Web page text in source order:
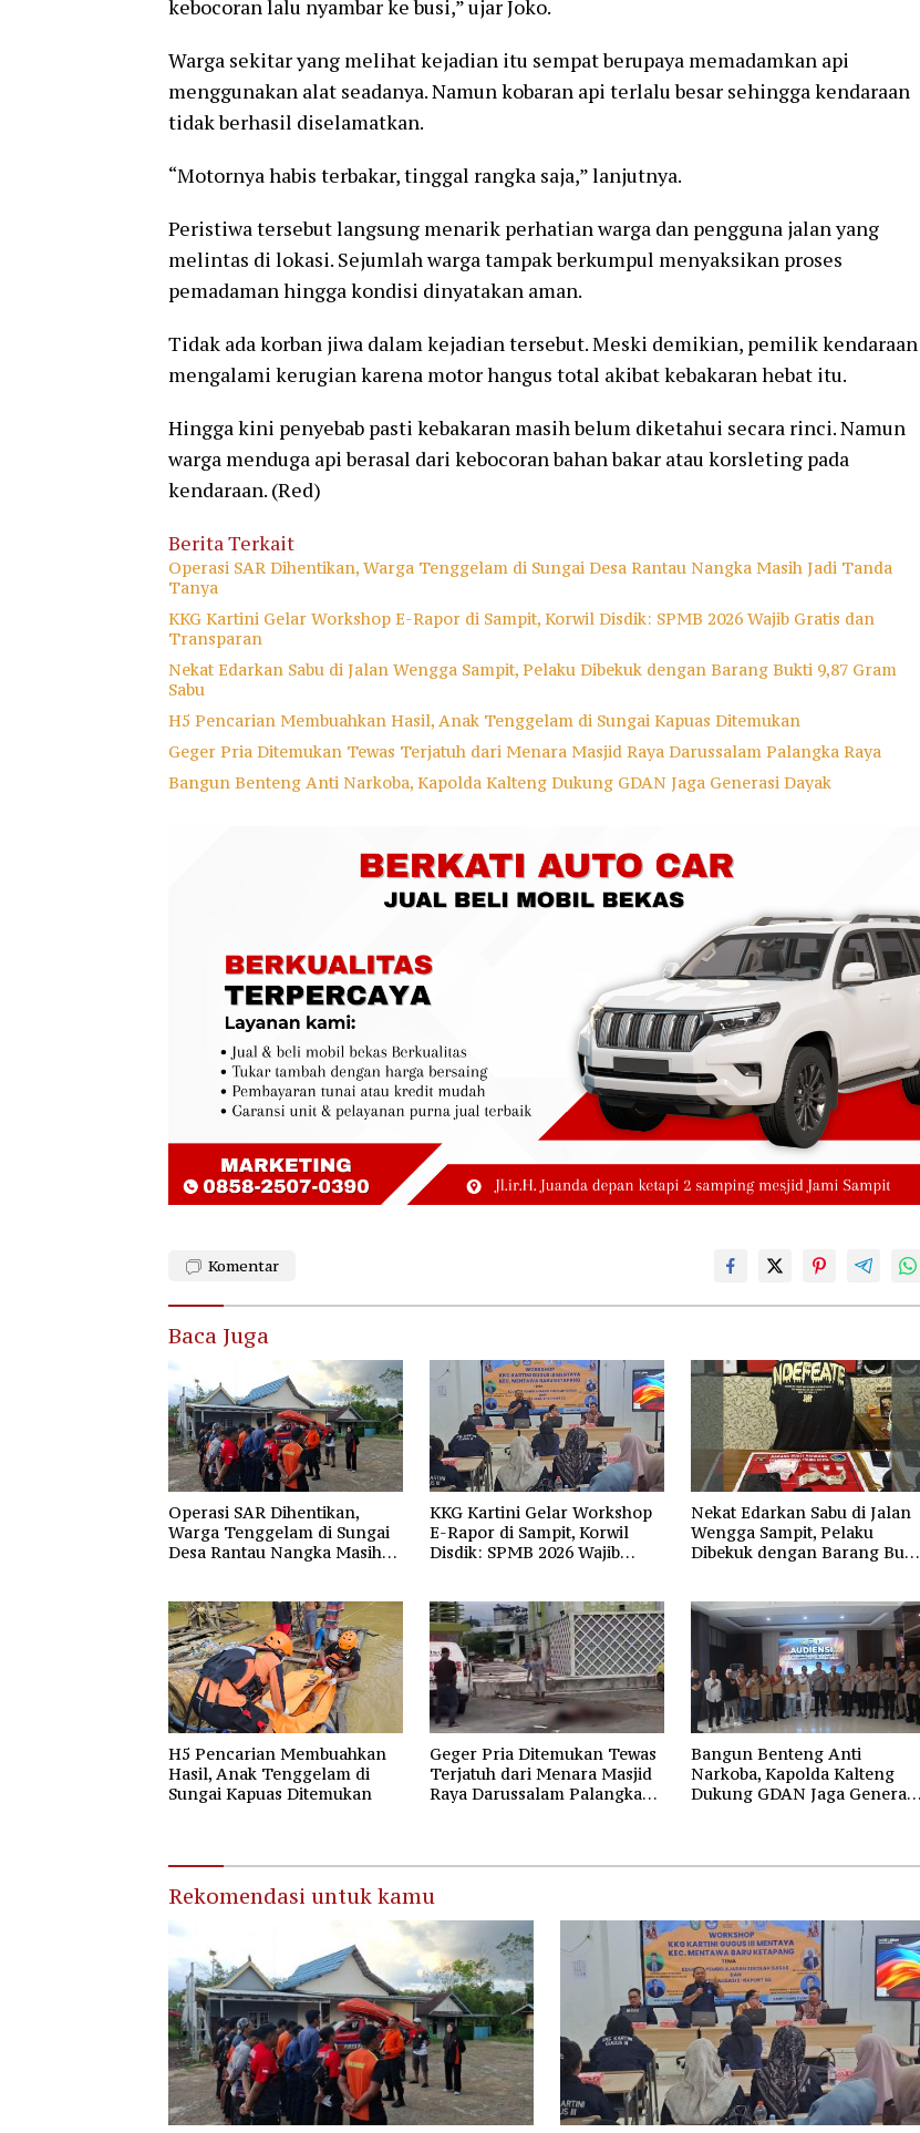
kebocoran lalu nyambar ke busi,” ujar Joko.
Warga sekitar yang melihat kejadian itu sempat berupaya memadamkan api
menggunakan alat seadanya. Namun kobaran api terlalu besar sehingga kendaraan
tidak berhasil diselamatkan.
“Motornya habis terbakar, tinggal rangka saja,” lanjutnya.
Peristiwa tersebut langsung menarik perhatian warga dan pengguna jalan yang
melintas di lokasi. Sejumlah warga tampak berkumpul menyaksikan proses
pemadaman hingga kondisi dinyatakan aman.
Tidak ada korban jiwa dalam kejadian tersebut. Meski demikian, pemilik kendaraan
mengalami kerugian karena motor hangus total akibat kebakaran hebat itu.
Hingga kini penyebab pasti kebakaran masih belum diketahui secara rinci. Namun
warga menduga api berasal dari kebocoran bahan bakar atau korsleting pada
kendaraan. (Red)
Berita Terkait
Operasi SAR Dihentikan, Warga Tenggelam di Sungai Desa Rantau Nangka Masih Jadi Tanda
Tanya
KKG Kartini Gelar Workshop E-Rapor di Sampit, Korwil Disdik: SPMB 2026 Wajib Gratis dan
Transparan
Nekat Edarkan Sabu di Jalan Wengga Sampit, Pelaku Dibekuk dengan Barang Bukti 9,87 Gram
Sabu
H5 Pencarian Membuahkan Hasil, Anak Tenggelam di Sungai Kapuas Ditemukan
Geger Pria Ditemukan Tewas Terjatuh dari Menara Masjid Raya Darussalam Palangka Raya
Bangun Benteng Anti Narkoba, Kapolda Kalteng Dukung GDAN Jaga Generasi Dayak
Komentar
Baca Juga
Operasi SAR Dihentikan,
Warga Tenggelam di Sungai
Desa Rantau Nangka Masih
KKG Kartini Gelar Workshop
E-Rapor di Sampit, Korwil
Disdik: SPMB 2026 Wajib
Nekat Edarkan Sabu di Jalan
Wengga Sampit, Pelaku
Dibekuk dengan Barang Bukti
H5 Pencarian Membuahkan
Hasil, Anak Tenggelam di
Sungai Kapuas Ditemukan
Geger Pria Ditemukan Tewas
Terjatuh dari Menara Masjid
Raya Darussalam Palangka
Bangun Benteng Anti
Narkoba, Kapolda Kalteng
Dukung GDAN Jaga Generasi
Rekomendasi untuk kamu